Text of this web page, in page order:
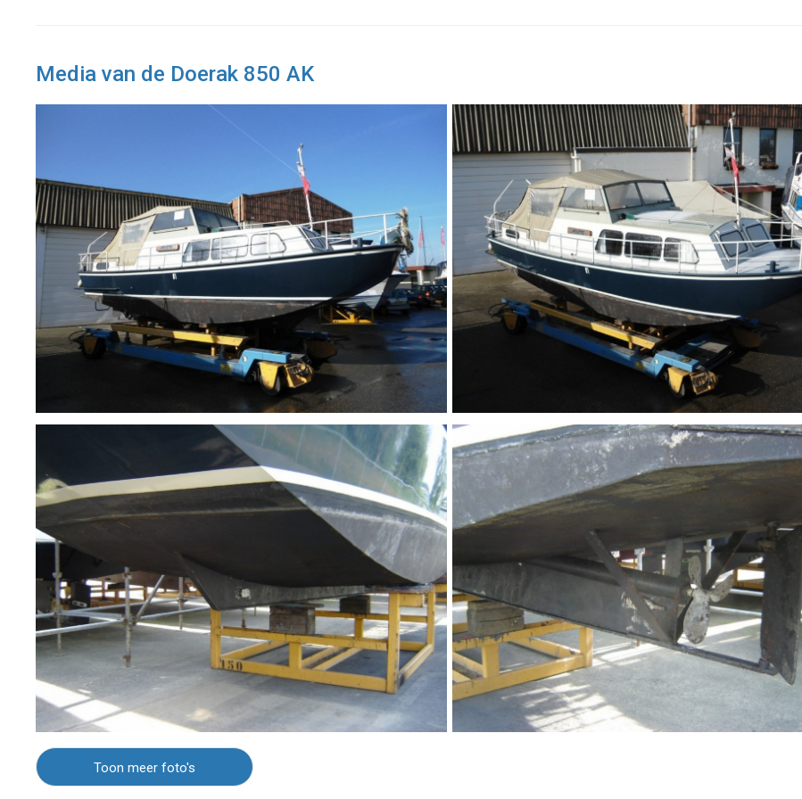
Media van de Doerak 850 AK
Toon meer foto's